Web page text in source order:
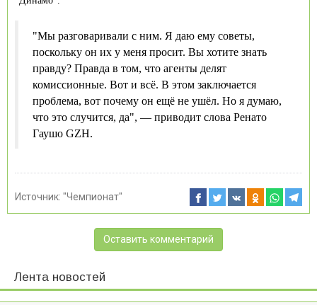
"Мы разговаривали с ним. Я даю ему советы,
поскольку он их у меня просит. Вы хотите знать
правду? Правда в том, что агенты делят
комиссионные. Вот и всё. В этом заключается
проблема, вот почему он ещё не ушёл. Но я думаю,
что это случится, да", — приводит слова Ренато
Гаушо GZH.
Источник: "Чемпионат"
Оставить комментарий
Лента новостей